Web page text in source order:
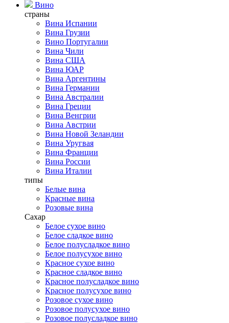
Вино
страны
Вина Испании
Вина Грузии
Вино Португалии
Вина Чили
Вина США
Вина ЮАР
Вина Аргентины
Вина Германии
Вина Австралии
Вина Греции
Вина Венгрии
Вина Австрии
Вина Новой Зеландии
Вина Уругвая
Вина Франции
Вина России
Вина Италии
типы
Белые вина
Красные вина
Розовые вина
Сахар
Белое сухое вино
Белое сладкое вино
Белое полусладкое вино
Белое полусухое вино
Красное сухое вино
Красное сладкое вино
Красное полусладкое вино
Красное полусухое вино
Розовое сухое вино
Розовое полусухое вино
Розовое полусладкое вино